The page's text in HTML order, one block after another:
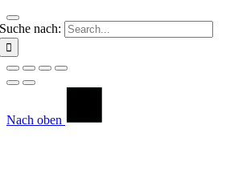
Suche nach:
Nach oben